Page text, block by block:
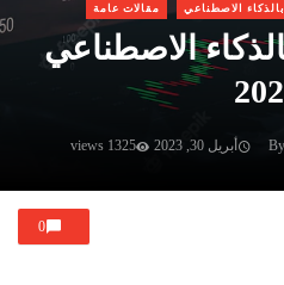
الاصطناعي مقالات عامة
الاصطناعي
By أبريل 30, 2023 1325 views
0